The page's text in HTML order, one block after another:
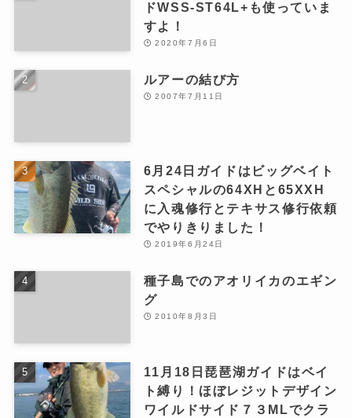
ドWSS-ST64L+も使っていま
すよ！
2020年7月6日
ルアーの結び方
2007年7月11日
6月24日ガイドはビッグベイト
スペシャルの64XHと65XXH
に入魂修行とテキサス修行依頼
でやりきりました！
2019年6月24日
種子島でのアオリイカのエギン
グ
2010年8月3日
11月18日琵琶湖ガイドはベイ
ト縛り！ほぼレジットデザイン
ワイルドサイド７３MLでクラ